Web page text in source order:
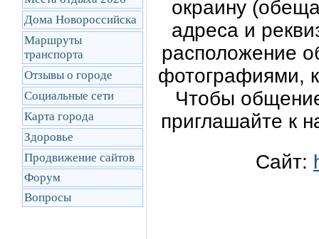
Дома Новороссийска
Маршруты
транcпорта
Отзывы о городе
Социальные сети
Карта города
Здоровье
Продвижение сайтов
Форум
Вопросы
окраину
адреса и
расположение
фотографиями,
Чтобы
приглашайте к
Сайт: